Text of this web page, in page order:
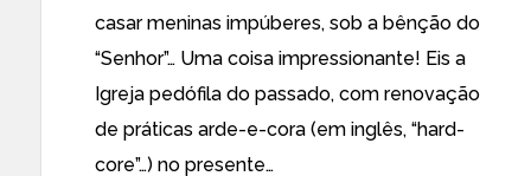
casar meninas impúberes, sob a bênção do
“Senhor”… Uma coisa impressionante! Eis a
Igreja pedófila do passado, com renovação
de práticas arde-e-cora (em inglês, “hard-
core”…) no presente…